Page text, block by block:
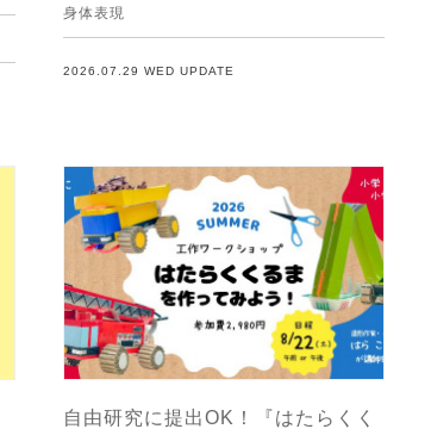
身体表現
2026.07.29 WED UPDATE
自由研究に提出OK！『はたらくく